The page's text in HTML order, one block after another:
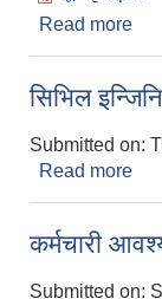
Read more
सिभिल
Submitted on:
Read more
कर्मचारी
Submitted on: